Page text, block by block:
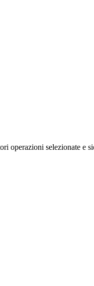
operazioni selezionate e